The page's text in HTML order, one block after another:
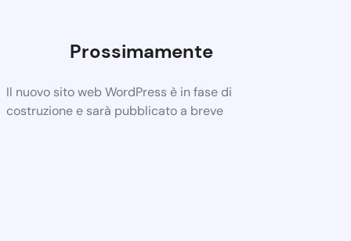
Prossimamente
Il nuovo sito web WordPress è in fase di
costruzione e sarà pubblicato a breve